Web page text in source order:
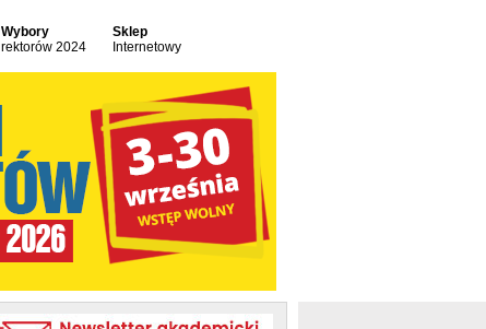
Wybory
rektorów 2024
Sklep
Internetowy